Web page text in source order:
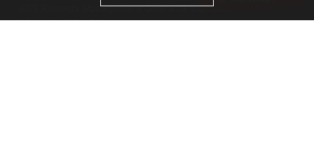
AGS Records Management Ghana ra mắt Cơ sở
bảo quản hiện đại